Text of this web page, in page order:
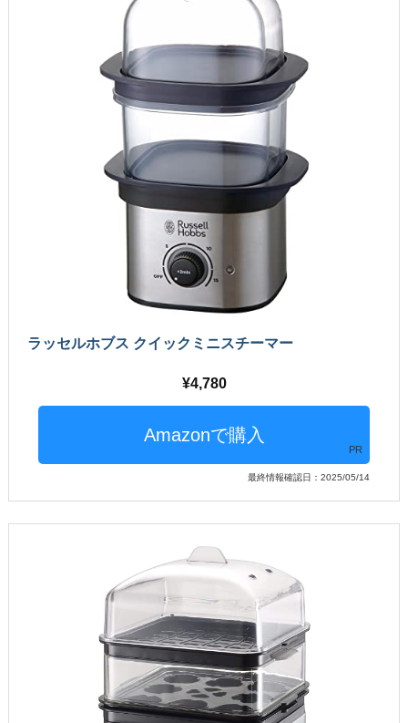
ラッセルホブス クイックミニスチーマー
4,780
PR
最終情報確認日：2025/05/14